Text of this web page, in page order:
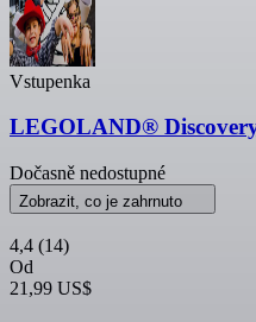
Vstupenka
LEGOLAND®
Dočasně nedostupné
Zobrazit, co je zahrnuto
4,4 (14)
Od
21,99 US$